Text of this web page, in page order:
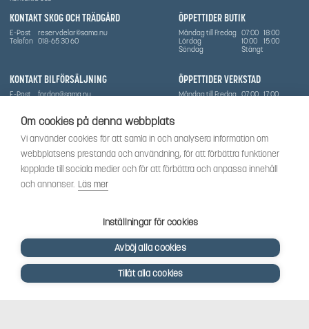
Om cookies på denna webbplats
Vi använder cookies för att samla in och analysera information om
webbplatsens prestanda och användning, för att förbättra funktioner
kopplade till sociala medier och för att förbättra och anpassa innehåll
och annonser. Läs mer
Inställningar för cookies
Avböj alla cookies
Tillåt alla cookies
ÖPPETTIDER BUTIK
Måndag till Fredag 07:00 18:00
Lördag
10:00
15:00
Söndag
Stängt
ÖPPETTIDER VERKSTAD
Måndag till Fredag 07:00 17:00
KONTAKT SKOG OCH TRÄDGÅRD
E-Post
reservdelar@sama.nu
Telefon 018-65 30 60
KONTAKT BILFÖRSÄLJNING
E-Post
fordon@sama.nu
Vi har sedan 1970-talet levererat skog-och trädgårdsprodukter till Uppsala med omnejd. Vi
har idag även ett brett utbud av dessa produkter samt BRP:s produktsortiment, gällande
Can-Am, Sea-Doo.
Vi är certifierad serviceverkstad.
SOCIALT